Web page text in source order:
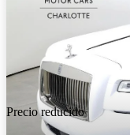
Precio reducido